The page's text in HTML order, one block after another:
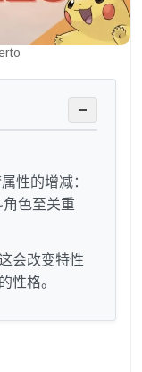
−
性的增减：
角色至关重
会改变特性
性格。